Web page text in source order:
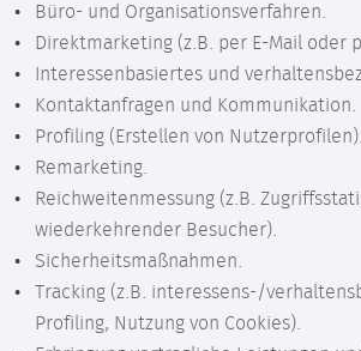
Büro- und Organisationsverfahren.
Direktmarketing (z.B. per E-Mail oder
Interessenbasiertes und
Kontaktanfragen und Kommunikation.
Profiling (Erstellen von Nutzerprofilen).
Remarketing.
Reichweitenmessung (z.B.
wiederkehrender Besucher).
Sicherheitsmaßnahmen.
Tracking (z.B. interessens-/
Profiling, Nutzung von Cookies).